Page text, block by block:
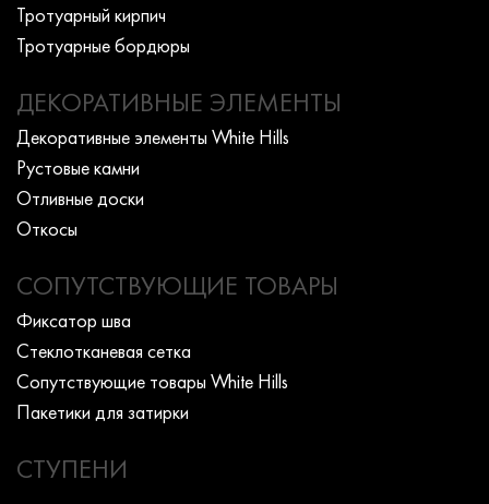
Тротуарный кирпич
Тротуарные бордюры
ДЕКОРАТИВНЫЕ ЭЛЕМЕНТЫ
Декоративные элементы White Hills
Рустовые камни
Отливные доски
Откосы
СОПУТСТВУЮЩИЕ ТОВАРЫ
Фиксатор шва
Стеклотканевая сетка
Сопутствующие товары White Hills
Пакетики для затирки
СТУПЕНИ